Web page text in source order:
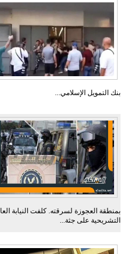
بنك التمويل الإسلامي...
بمنطقة العجوزة لسرقته. كلفت النيابة
التشريحية على جثة...